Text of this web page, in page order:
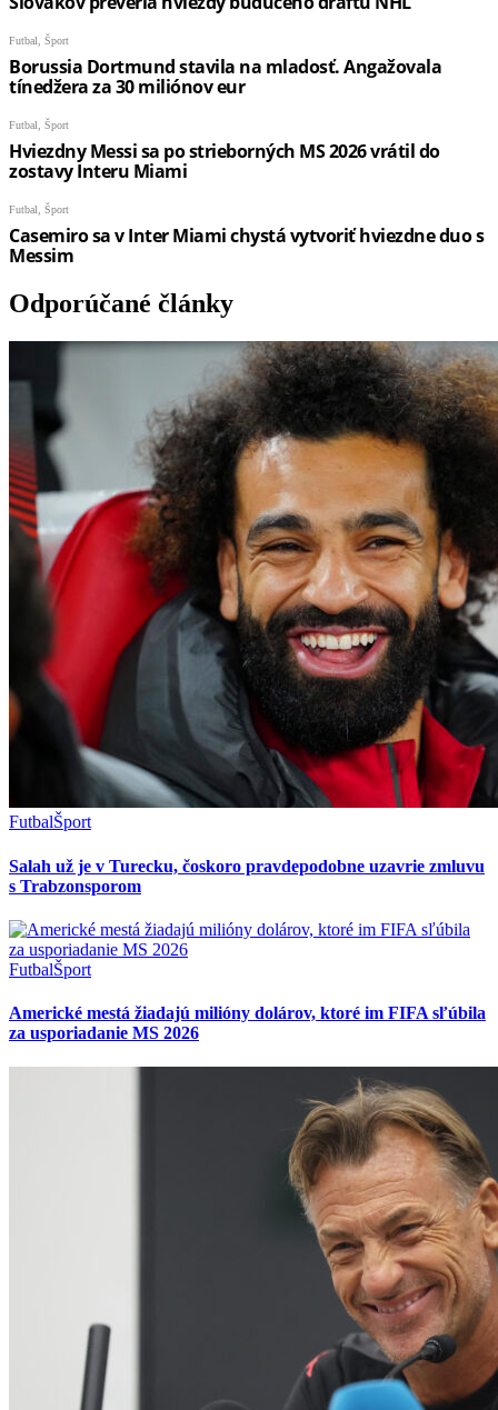
Odporúčané články
FutbalŠport
Salah už je v Turecku, čoskoro pravdepodobne uzavrie zmluvu
s Trabzonsporom
FutbalŠport
Americké mestá žiadajú milióny dolárov, ktoré im FIFA sľúbila
za usporiadanie MS 2026